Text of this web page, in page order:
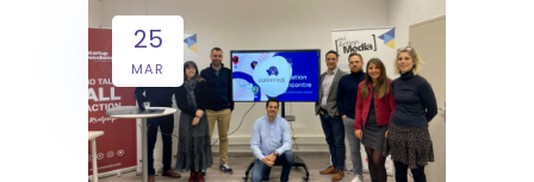
25
MAR